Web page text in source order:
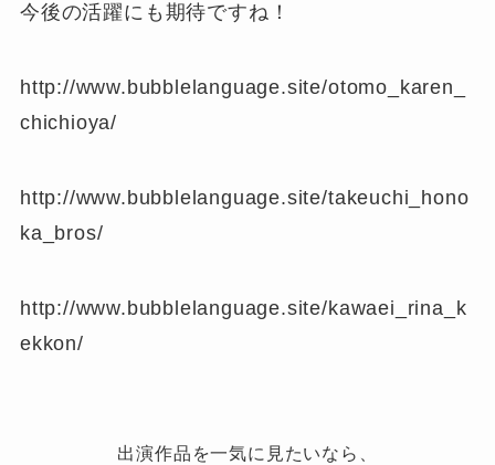
今後の活躍にも期待ですね！
http://www.bubblelanguage.site/otomo_karen_
chichioya/
http://www.bubblelanguage.site/takeuchi_hono
ka_bros/
http://www.bubblelanguage.site/kawaei_rina_k
ekkon/
出演作品を一気に見たいなら、